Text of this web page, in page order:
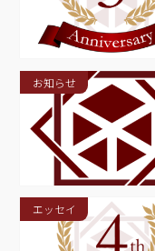
お知らせ
エッセイ